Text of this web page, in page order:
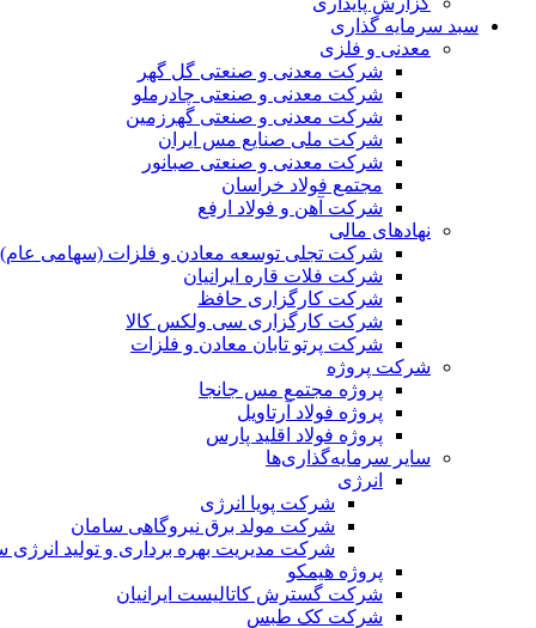
سبد سرمایه گذاری
معدنی و فلزی
شرکت معدنی و صنعتی گل گهر
شرکت معدنی و صنعتی چادرملو
شرکت معدنی و صنعتی گهرزمین
شرکت ملی صنایع مس ایران
شرکت معدنی و صنعتی صبانور
مجتمع فولاد خراسان
شرکت آهن و فولاد ارفع
نهادهای مالی
شرکت تجلی توسعه معادن و فلزات (سهامی عام)
شرکت فلات قاره ایرانیان
شرکت کارگزاری حافظ
شرکت کارگزاری سی ولکس کالا
شرکت پرتو تابان معادن و فلزات
شرکت پروژه
پروژه مجتمع مس جانجا
پروژه فولاد آرتاویل
پروژه فولاد اقلید پارس
سایر سرمایه‌گذاری‌ها
انرژی
شرکت پویا انرژی
شرکت مولد برق نیروگاهی سامان
شرکت مدیریت بهره برداری و تولید انرژی
پروژه هیمکو
شرکت گسترش کاتالیست ایرانیان
شرکت کک طبس